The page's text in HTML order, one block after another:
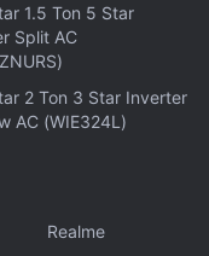
സന്ദർഭങ്ങൾ
ഈ
ഒരു ബ്ലോഗ്
1.5 Ton 5 Star
Split AC
2 Ton 3 Star Inverter
AC (WIE324L)
Realme